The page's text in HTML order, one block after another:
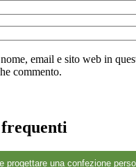
(2)
(173)
di vino e
(83)
email e sito web in
commento.
progettare una confezione